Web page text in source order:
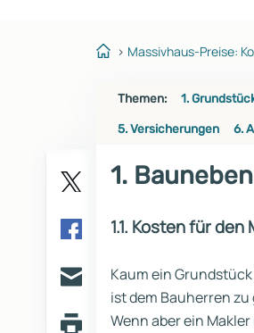
Massivhaus-Preise:
mail
Themen: 1.
5. Versicherungen 6.
1.
1.1. Kosten für den
Kaum ein
ist dem Bauherren
Wenn aber ein